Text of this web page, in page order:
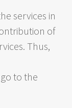
services in
of
Thus,
to the